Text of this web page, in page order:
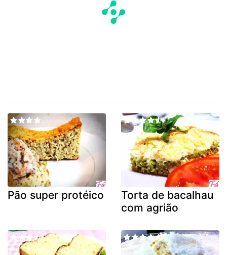
Pão super protéico
Torta de bacalhau
com agrião